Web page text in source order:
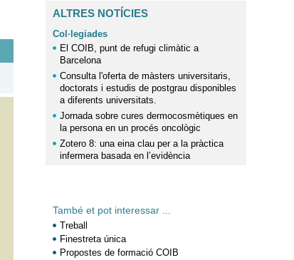
ALTRES NOTÍCIES
Col·legiades
El COIB, punt de refugi climàtic a
Barcelona
Consulta l'oferta de màsters universitaris,
doctorats i estudis de postgrau disponibles
a diferents universitats.
Jornada sobre cures dermocosmètiques en
la persona en un procés oncològic
Zotero 8: una eina clau per a la pràctica
infermera basada en l’evidència
També et pot interessar ...
Treball
Finestreta única
Propostes de formació COIB